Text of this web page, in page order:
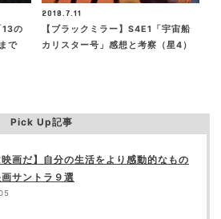
13の
で
2018.7.11
【ブラックミラー】S4E1「宇宙船
カリスター号」感想と考察（星4）
Pick Up記事
映画だ】自分の生活をより感動的なもの
サントラ９選